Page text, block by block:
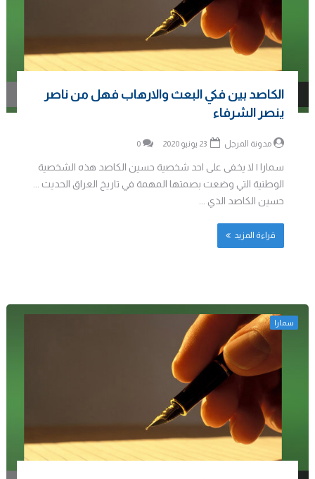
الكاصد بين فكي البعث والارهاب فهل من ناصر
ينصر الشرفاء
مدونة المرجل 0
سمارا | لا يخفى على احد شخصية حسين الكاصد هذه الشخصية
الوطنية التي وضعت بصمتها المهمة في تاريخ العراق الحديث ...
حسين الكاصد الذي ...
قراءة المزيد
سمارا